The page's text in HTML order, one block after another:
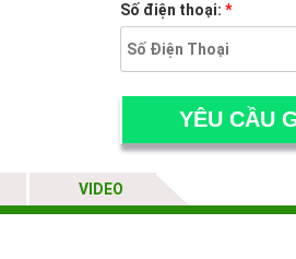
Số điện thoại: *
VIDEO